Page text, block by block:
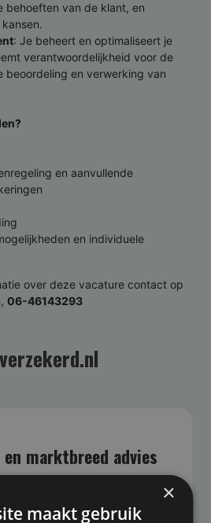
behoeften van de klant, en
: Je beheert en optimaliseert je
verantwoordelijkheid voor de
beoordeling en verwerking van
en aanvullende
en individuele
over deze vacature contact op
06-46143293
marktbreed advies
hebben bij de uitkomst
×
maakt gebruik